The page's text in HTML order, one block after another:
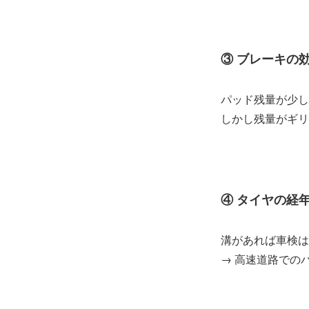
③ ブレーキの
パッド残量が少
しかし残量がギ
④ タイヤの経
溝があれば車検
→ 高速道路での